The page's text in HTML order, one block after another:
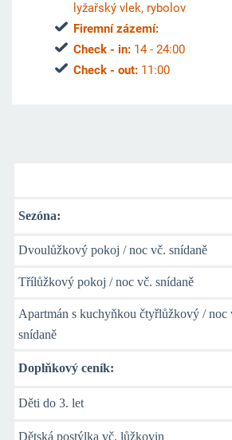
lyžařský vlek, rybolov
Firemní zázemí:
Check - in: 14 - 24:00
Check - out:11:00
Sezóna:
Dvoulůžkový pokoj / noc vč. snídaně
Třílůžkový pokoj / noc vč. snídaně
Apartmán s kuchyňkou čtyřlůžkový / noc
snídaně
Doplňkový ceník:
Děti do 3. let
Dětská postýlka vč. lůžkovin